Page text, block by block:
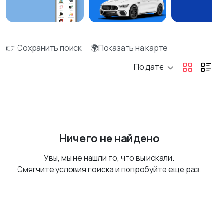
👉 Сохранить поиск
🌍Показать на карте
По дате
Ничего не найдено
Увы, мы не нашли то, что вы искали.
Смягчите условия поиска и попробуйте еще раз.